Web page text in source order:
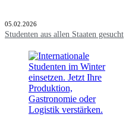
05.02.2026
Studenten aus allen Staaten gesucht